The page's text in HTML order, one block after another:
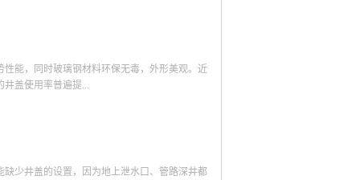
工单位在选择时只需要对比质量进行选择即
可以同时购买数家复合材料井盖产品进行承压
表面摩擦力要小，更高的光滑度使得其不容易
能，同时玻璃钢材料环保无毒，外形美观。近
井盖使用率普遍提...
动车长期经过和停放的区域，普通型适用于较
玻璃钢艺术井盖也被广泛用于城市美化区域。
少井盖的设置，因为地上泄水口、管路深井都